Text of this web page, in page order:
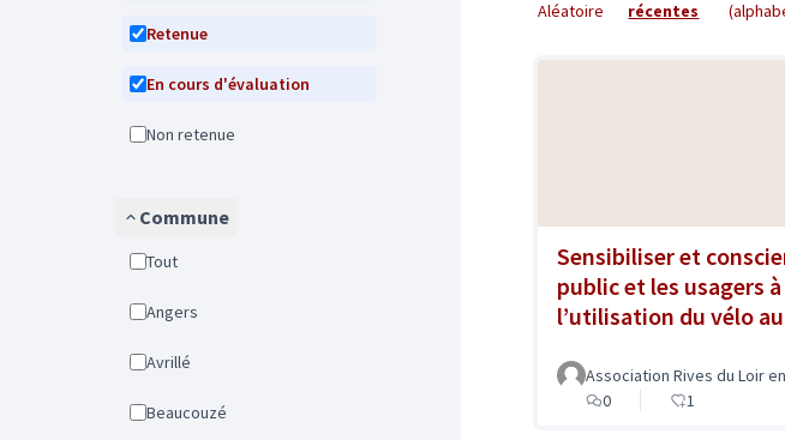
Retenue
En cours d'évaluation
Non retenue
Commune
Tout
Angers
Avrillé
Beaucouzé
Aléatoire
récentes
Sensibiliser et
public et les usagers à
l’utilisation du vélo
Association Rives du Loir
0
1